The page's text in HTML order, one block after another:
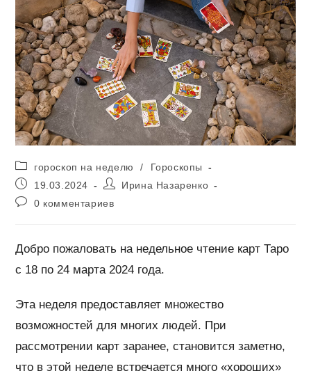
Рубрика
записи:
гороскоп на неделю /
Гороскопы
Запись
опубликована:
19.03.2024
АвторИрина Назаренко
Комментарии
0 комментариев
Добро пожаловать на недельное чтение карт Таро
с 18 по 24 марта 2024 года.
Эта неделя предоставляет множество
возможностей для многих людей. При
рассмотрении карт заранее, становится заметно,
что в этой неделе встречается много «хороших»